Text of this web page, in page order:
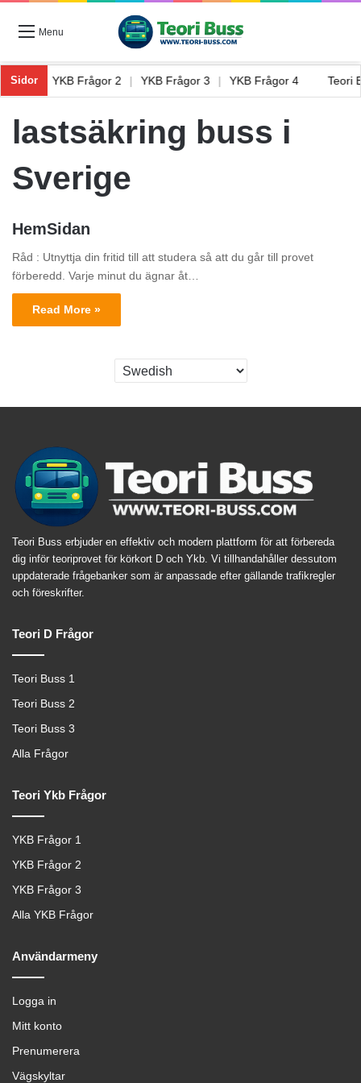
Menu
Sidor
1 YKB Frågor 2 YKB Frågor 3 YKB Frågor 4 Teori
lastsäkring buss i
Sverige
HemSidan
Råd : Utnyttja din fritid till att studera så att du går till provet
förberedd. Varje minut du ägnar åt…
Read More »
Teori Buss erbjuder en effektiv och modern plattform för att förbereda
dig inför teoriprovet för körkort D och Ykb. Vi tillhandahåller dessutom
uppdaterade frågebanker som är anpassade efter gällande trafikregler
och föreskrifter.
Teori D Frågor
Teori Buss 1
Teori Buss 2
Teori Buss 3
Alla Frågor
Teori Ykb Frågor
YKB Frågor 1
YKB Frågor 2
YKB Frågor 3
Alla YKB Frågor
Användarmeny
Logga in
Mitt konto
Prenumerera
Vägskyltar